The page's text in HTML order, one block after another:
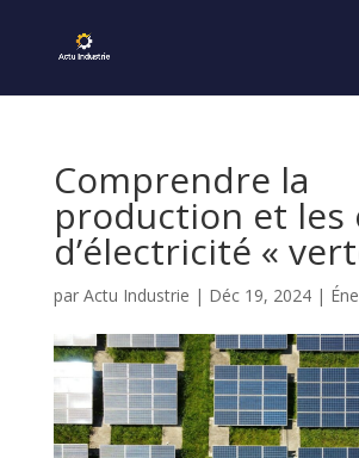
Comprendre la
production et les
d’électricité «
par Actu Industrie | Déc 19, 2024|